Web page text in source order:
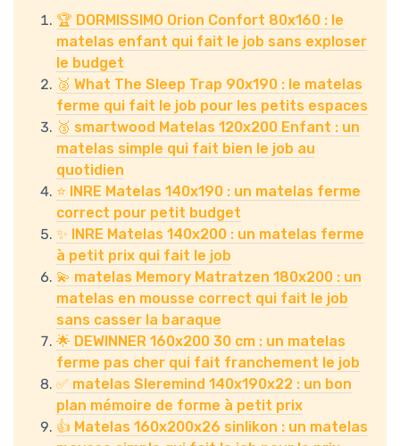
🏆 DORMISSIMO Orion Confort 80x160 : le
matelas enfant qui fait le job sans exploser
le budget
🥈 What The Sleep Trap 90x190 : le matelas
ferme qui fait le job pour les petits espaces
🥉 smartwood Matelas 120x200 Enfant : un
matelas simple qui fait bien le job au
quotidien
⭐ INRE Matelas 140x190 : un matelas ferme
correct pour petit budget
✨ INRE Matelas 140x200 : un matelas ferme
à petit prix qui fait le job
💫 matelas Memory Matratzen 180x200 : un
matelas en mousse correct qui fait le job
sans casser la baraque
🌟 DEWINNER 160x200 30 cm : un matelas
ferme pas cher qui fait franchement le job
✅ matelas Sleremind 140x190x22 : un bon
plan mémoire de forme à petit prix
👍 Matelas 160x200x26 sinlikon : un matelas